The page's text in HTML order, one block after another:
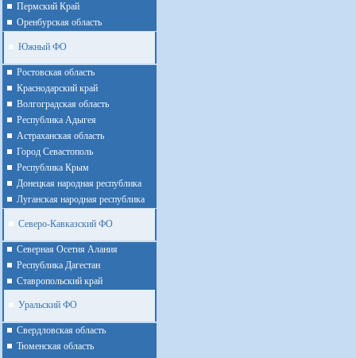
Пермский Край
Оренбурская область
Южный ФО
Ростовская область
Краснодарский край
Волгоградская область
Республика Адыгея
Астраханская область
Город Севастополь
Республика Крым
Донецкая народная республика
Луганская народная республика
Северо-Кавказский ФО
Северная Осетия Алания
Республика Дагестан
Ставропольский край
Уральский ФО
Cвердловская область
Тюменская область